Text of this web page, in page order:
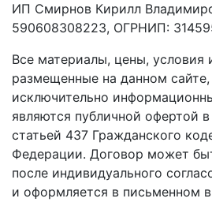
ИП Смирнов Кирилл
590608308223, ОГРНИП:
Все материалы, цены, условия
размещенные на данном сайте,
исключительно
являются публичной офертой
статьей 437 Гражданского
Федерации. Договор может
после индивидуального
и оформляется в письменном